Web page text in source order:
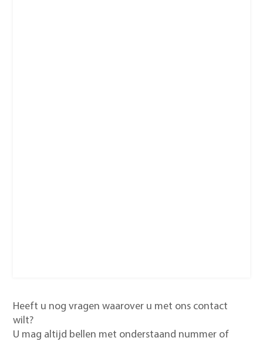
Heeft u nog vragen waarover u met ons contact
wilt?
U mag altijd bellen met onderstaand nummer of